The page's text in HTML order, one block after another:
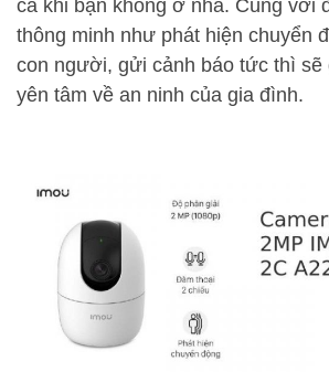
cả khi bạn không ở nhà. Cùng với
thông minh như phát hiện chuyển
con người, gửi cảnh báo tức thì sẽ
yên tâm về an ninh của gia đình.